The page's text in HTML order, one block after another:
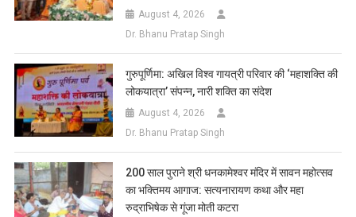
August 4, 2026
Dr. Bhanu Pratap Singh
गुरुपूर्णिमा: अखिल विश्व गायत्री परिवार की ‘महाशक्ति की
लोकयात्रा’ संपन्न, नारी शक्ति का संदेश
August 4, 2026
Dr. Bhanu Pratap Singh
200 साल पुराने श्री धनकामेश्वर मंदिर में सावन महोत्सव
का भक्तिमय आगाज: सत्यनारायण कथा और महा
रुद्राभिषेक से गूंजा मोती कटरा